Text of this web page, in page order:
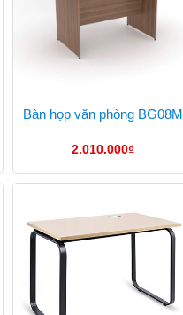
Bàn họp văn phòng BG08M
2.010.000₫